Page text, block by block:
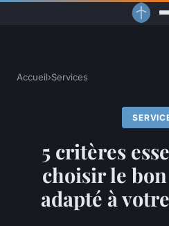
Accueil›Services
5 critères
choisir le
adapté à